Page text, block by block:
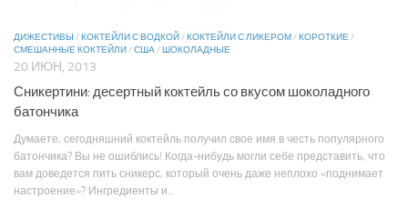
ДИЖЕСТИВЫ /КОКТЕЙЛИ С ВОДКОЙ/КОКТЕЙЛИ С ЛИКЕРОМ/КОРОТКИЕ/
СМЕШАННЫЕ КОКТЕЙЛИ/США/ШОКОЛАДНЫЕ
20 ИЮН, 2013
Сникертини: десертный коктейль со вкусом шоколадного
батончика
Думаете, сегодняшний коктейль получил свое имя в честь популярного
батончика? Вы не ошиблись! Когда-нибудь могли себе представить, что
вам доведется пить сникерс, который очень даже неплохо «поднимает
настроение»? Ингредиенты и...